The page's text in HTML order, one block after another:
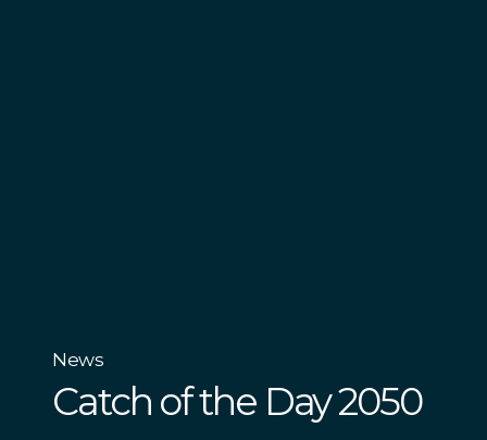
News
Catch of the Day 2050